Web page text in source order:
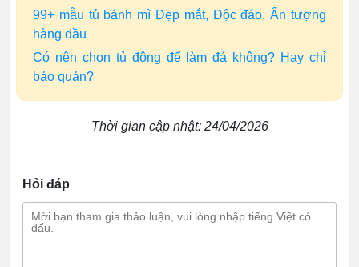
99+ mẫu tủ bánh mì Đẹp mắt, Độc đáo, Ấn tượng
hàng đầu
Có nên chọn tủ đông để làm đá không? Hay chỉ
bảo quản?
Thời gian cập nhật: 24/04/2026
Hỏi đáp